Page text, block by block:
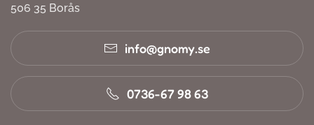
506 35 Borås
info@gnomy.se
0736-67 98 63